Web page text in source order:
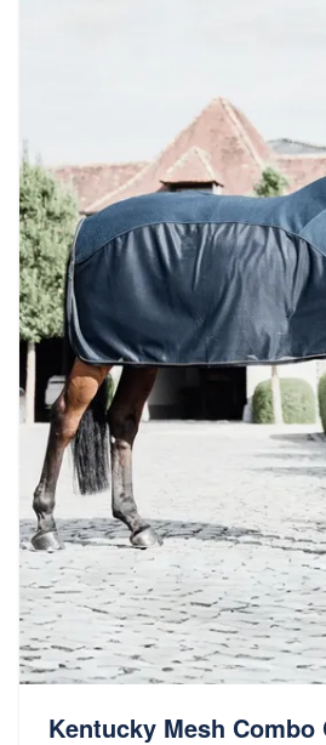
Kentucky Mesh Combo